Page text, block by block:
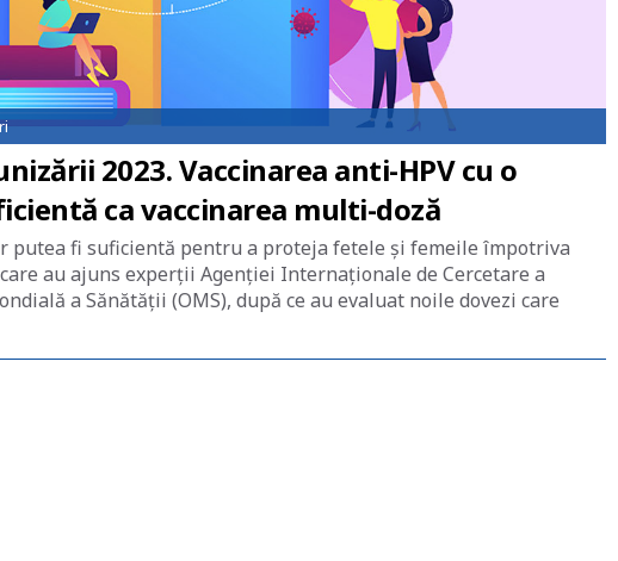
2023. Vaccinarea anti-HPV cu o
ca vaccinarea multi-doză
putea fi suficientă pentru a proteja fetele și femeile împotriva
au ajuns experții Agenției Internaționale de Cercetare a
a Sănătății (OMS), după ce au evaluat noile dovezi care